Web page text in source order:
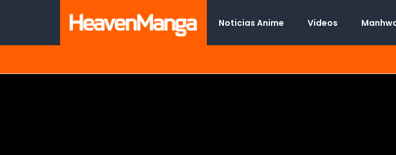
Noticias Anime Videos